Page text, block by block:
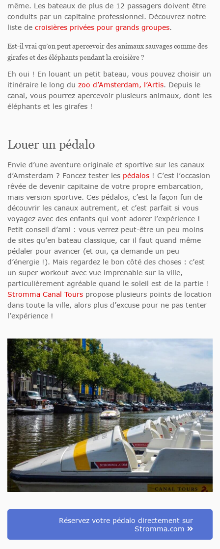
même. Les bateaux de plus de 12 passagers doivent être
conduits par un capitaine professionnel. Découvrez notre
liste de croisières privées pour grands groupes.
Est-il vrai qu’on peut apercevoir des animaux sauvages comme des
girafes et des éléphants pendant la croisière ?
Eh oui ! En louant un petit bateau, vous pouvez choisir un
itinéraire le long du zoo d’Amsterdam, l’Artis. Depuis le
canal, vous pourrez apercevoir plusieurs animaux, dont les
éléphants et les girafes !
Louer un pédalo
Envie d’une aventure originale et sportive sur les canaux
d’Amsterdam ? Foncez tester les pédalos ! C’est l’occasion
rêvée de devenir capitaine de votre propre embarcation,
mais version sportive. Ces pédalos, c’est la façon fun de
découvrir les canaux autrement, et c’est parfait si vous
voyagez avec des enfants qui vont adorer l’expérience !
Petit conseil d’ami : vous verrez peut-être un peu moins
de sites qu’en bateau classique, car il faut quand même
pédaler pour avancer (et oui, ça demande un peu
d’énergie !). Mais regardez le bon côté des choses : c’est
un super workout avec vue imprenable sur la ville,
particulièrement agréable quand le soleil est de la partie !
Stromma Canal Tours propose plusieurs points de location
dans toute la ville, alors plus d’excuse pour ne pas tenter
l’expérience !
Réservez votre pédalo directement sur
Stromma.com